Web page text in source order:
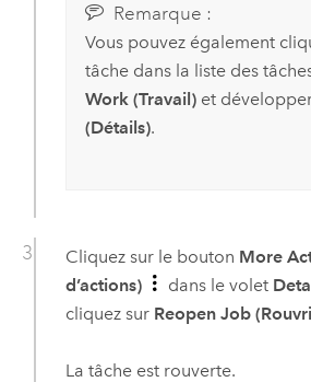
Remarque :
Vous pouvez également
tâche dans la liste des
Work (Travail)et
(Détails).
Cliquez sur le bouton More
d’actions)
dans le volet
cliquez sur Reopen Job
La tâche est rouverte.